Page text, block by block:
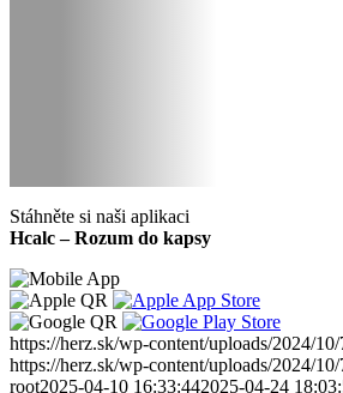
Stáhněte si naši aplikaci
Hcalc – Rozum do kapsy
https://herz.sk/wp-content/uploads/2024/
https://herz.sk/wp-content/uploads/2024/
root2025-04-10 16:33:442025-04-24